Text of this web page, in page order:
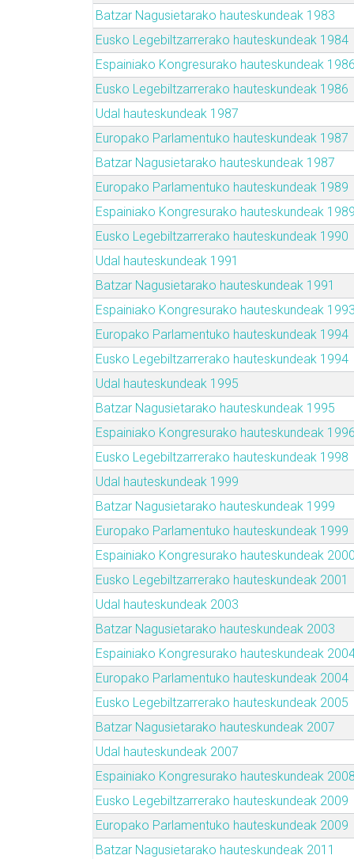
Batzar Nagusietarako hauteskundeak 1983
Eusko Legebiltzarrerako hauteskundeak 1984
Espainiako Kongresurako hauteskundeak 1986
Eusko Legebiltzarrerako hauteskundeak 1986
Udal hauteskundeak 1987
Europako Parlamentuko hauteskundeak 1987
Batzar Nagusietarako hauteskundeak 1987
Europako Parlamentuko hauteskundeak 1989
Espainiako Kongresurako hauteskundeak 1989
Eusko Legebiltzarrerako hauteskundeak 1990
Udal hauteskundeak 1991
Batzar Nagusietarako hauteskundeak 1991
Espainiako Kongresurako hauteskundeak 1993
Europako Parlamentuko hauteskundeak 1994
Eusko Legebiltzarrerako hauteskundeak 1994
Udal hauteskundeak 1995
Batzar Nagusietarako hauteskundeak 1995
Espainiako Kongresurako hauteskundeak 1996
Eusko Legebiltzarrerako hauteskundeak 1998
Udal hauteskundeak 1999
Batzar Nagusietarako hauteskundeak 1999
Europako Parlamentuko hauteskundeak 1999
Espainiako Kongresurako hauteskundeak 2000
Eusko Legebiltzarrerako hauteskundeak 2001
Udal hauteskundeak 2003
Batzar Nagusietarako hauteskundeak 2003
Espainiako Kongresurako hauteskundeak
Europako Parlamentuko hauteskundeak 2004
Eusko Legebiltzarrerako hauteskundeak 2005
Batzar Nagusietarako hauteskundeak 2007
Udal hauteskundeak 2007
Espainiako Kongresurako hauteskundeak 2008
Eusko Legebiltzarrerako hauteskundeak 2009
Europako Parlamentuko hauteskundeak 2009
Batzar Nagusietarako hauteskundeak 2011